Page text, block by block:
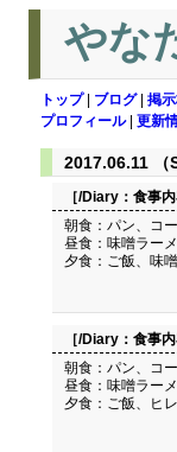
やな
トップ| ブログ| 掲
プロフィール| 更新
2017.06.11 （
［/Diary： 食事
朝食：パン、コ
昼食：味噌ラー
夕食：ご飯、味
［/Diary： 食事
朝食：パン、コ
昼食：味噌ラー
夕食：ご飯、ヒ